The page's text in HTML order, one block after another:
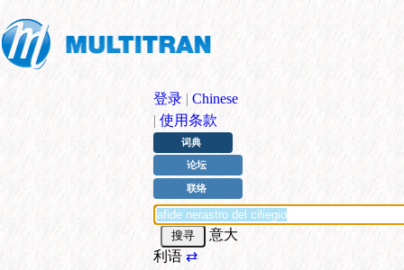
登录 | Chinese
| 使用条款
词典
论坛
联络
意大
利语⇄